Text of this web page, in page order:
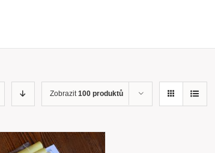
Zobrazit100 produktů